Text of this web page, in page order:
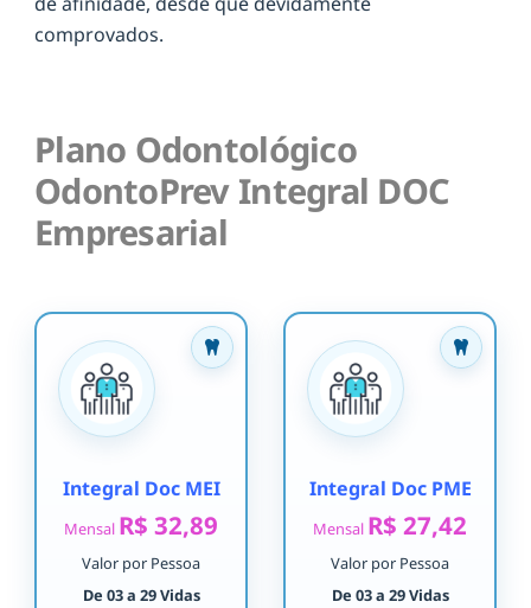
comprovados.
Plano Odontológico
OdontoPrev Integral DOC
Empresarial
Integral Doc MEI
Mensal R$ 32,89
Valor por Pessoa
De 03 a 29 Vidas
Integral Doc PME
Mensal R$ 27,42
Valor por Pessoa
De 03 a 29 Vidas